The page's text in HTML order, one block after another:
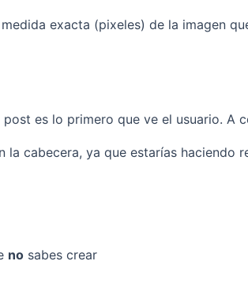
exacta (pixeles) de la imagen
es lo primero que ve el usuario.
cabecera, ya que estarías haciendo
no sabes crear